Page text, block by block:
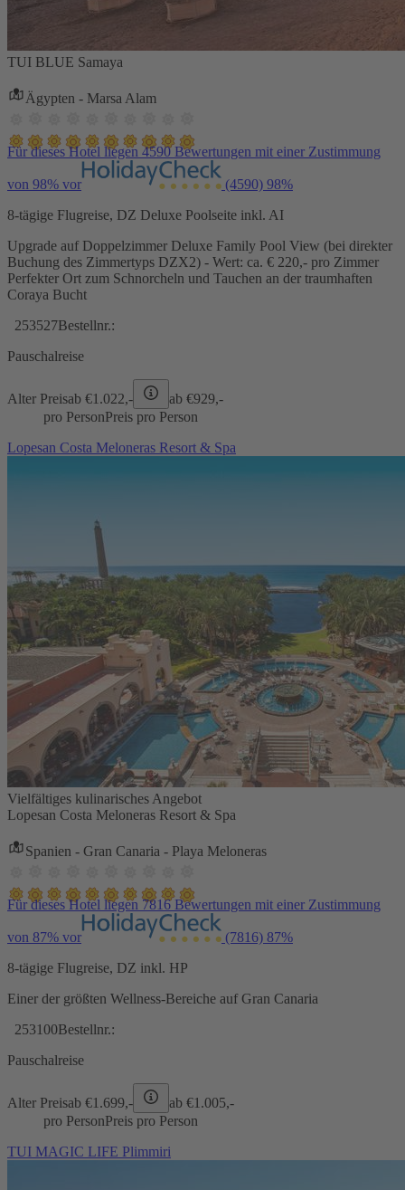
TUI BLUE Samaya
Ägypten - Marsa Alam
Für dieses Hotel liegen 4590 Bewertungen mit einer Zustimmung
von 98% vor (4590) 98%
8-tägige Flugreise, DZ Deluxe Poolseite inkl. AI
Upgrade auf Doppelzimmer Deluxe Family Pool View (bei direkter
Buchung des Zimmertyps DZX2) - Wert: ca. € 220,- pro Zimmer
Perfekter Ort zum Schnorcheln und Tauchen an der traumhaften
Coraya Bucht
253527Bestellnr.:
Pauschalreise
Alter Preisab €1.022,- ab €929,-
pro PersonPreis pro Person
Lopesan Costa Meloneras Resort & Spa
Vielfältiges kulinarisches Angebot
Lopesan Costa Meloneras Resort & Spa
Spanien - Gran Canaria - Playa Meloneras
Für dieses Hotel liegen 7816 Bewertungen mit einer Zustimmung
von 87% vor (7816) 87%
8-tägige Flugreise, DZ inkl. HP
Einer der größten Wellness-Bereiche auf Gran Canaria
253100Bestellnr.:
Pauschalreise
Alter Preisab €1.699,- ab €1.005,-
pro PersonPreis pro Person
TUI MAGIC LIFE Plimmiri